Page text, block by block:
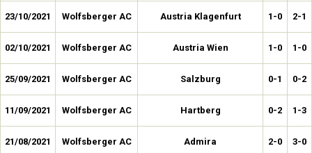
23/10/2021 Wolfsberger AC Austria Klagenfurt 1-0 2-1
02/10/2021 Wolfsberger AC Austria Wien 1-0 1-0
25/09/2021 Wolfsberger AC Salzburg 0-1 0-2
11/09/2021 Wolfsberger AC Hartberg 0-2 1-3
21/08/2021 Wolfsberger AC Admira 2-0 3-0